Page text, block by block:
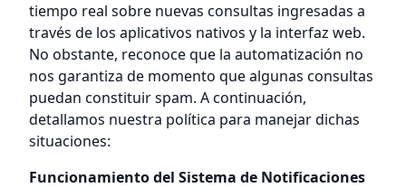
tiempo real sobre nuevas consultas ingresadas a
través de los aplicativos nativos y la interfaz web.
No obstante, reconoce que la automatización no
nos garantiza de momento que algunas consultas
puedan constituir spam. A continuación,
detallamos nuestra política para manejar dichas
situaciones:
Funcionamiento del Sistema de Notificaciones